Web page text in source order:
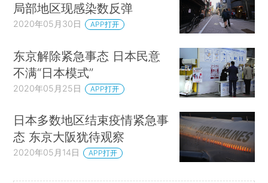
局部地区现感染数反弹
2020年05月30日 APP打开
东京解除紧急事态 日本民意
不满“日本模式”
2020年05月25日 APP打开
日本多数地区结束疫情紧急事
态 东京大阪犹待观察
2020年05月14日 APP打开